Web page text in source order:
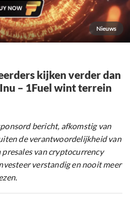
Nieuws
kijken verder dan
– 1Fuel wint terrein
bericht, afkomstig van
de verantwoordelijkheid van
van cryptocurrency
verstandig en nooit meer